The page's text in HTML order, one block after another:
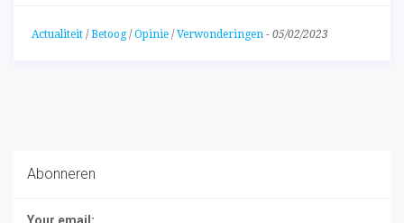
Actualiteit / Betoog/ Opinie / Verwonderingen - 05/02/2023
Abonneren